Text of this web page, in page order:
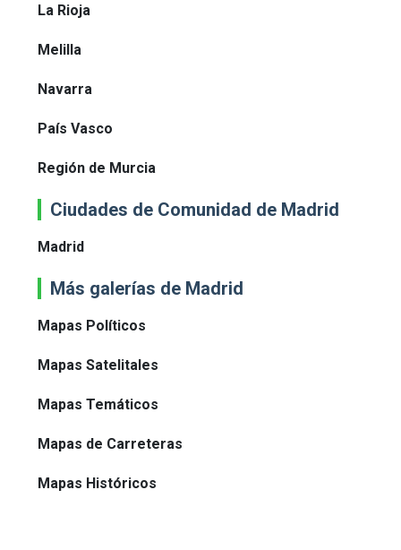
La Rioja
Melilla
Navarra
País Vasco
Región de Murcia
Ciudades de Comunidad de Madrid
Madrid
Más galerías de Madrid
Mapas Políticos
Mapas Satelitales
Mapas Temáticos
Mapas de Carreteras
Mapas Históricos